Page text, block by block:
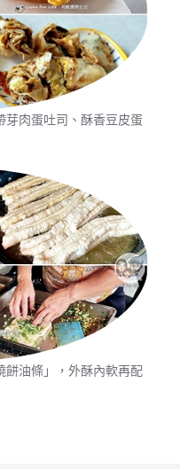
芽肉蛋吐司、酥香豆皮蛋
餅油條」，外酥內軟再配